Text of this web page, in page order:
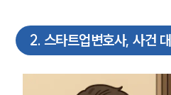
2. 스타트업변호사, 사건